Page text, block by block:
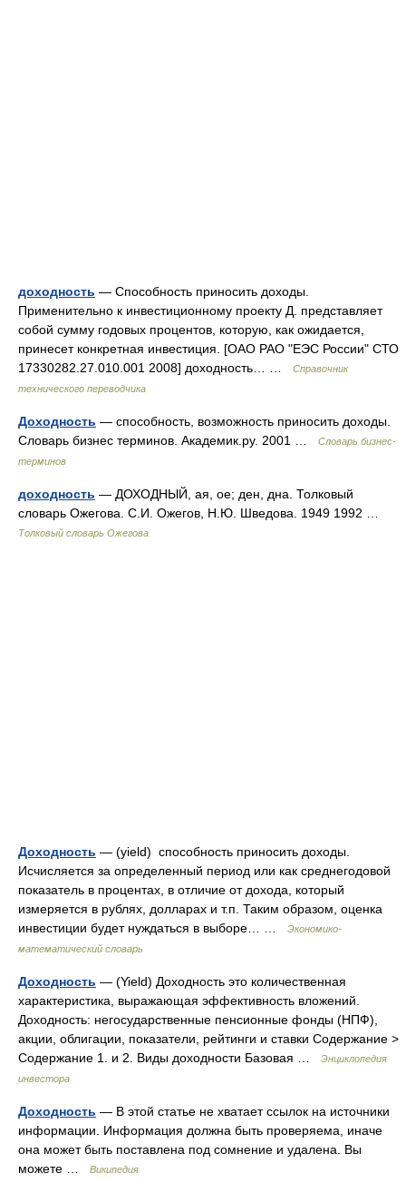
доходность — Способность приносить доходы.
Применительно к инвестиционному проекту Д. представляет
собой сумму годовых процентов, которую, как ожидается,
принесет конкретная инвестиция. [ОАО РАО "ЕЭС России" СТО
17330282.27.010.001 2008] доходность… …
Справочник
технического переводчика
Доходность — способность, возможность приносить доходы.
Словарь бизнес терминов. Академик.ру. 2001 …
Словарь бизнес-
терминов
доходность — ДОХОДНЫЙ, ая, ое; ден, дна. Толковый
словарь Ожегова. С.И. Ожегов, Н.Ю. Шведова. 1949 1992 …
Толковый словарь Ожегова
Доходность — (yield) способность приносить доходы.
Исчисляется за определенный период или как среднегодовой
показатель в процентах, в отличие от дохода, который
измеряется в рублях, долларах и т.п. Таким образом, оценка
инвестиции будет нуждаться в выборе… …
Экономико-
математический словарь
Доходность — (Yield) Доходность это количественная
характеристика, выражающая эффективность вложений.
Доходность: негосударственные пенсионные фонды (НПФ),
акции, облигации, показатели, рейтинги и ставки Содержание >
Содержание 1. и 2. Виды доходности Базовая …
Энциклопедия
инвестора
Доходность — В этой статье не хватает ссылок на источники
информации. Информация должна быть проверяема, иначе
она может быть поставлена под сомнение и удалена. Вы
можете …
Википедия